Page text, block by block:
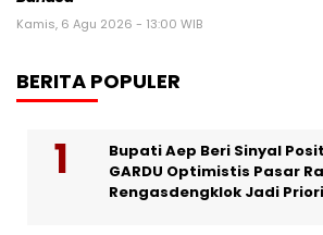
Kamis, 6 Agu 2026 - 13:00 WIB
BERITA POPULER
Bupati Aep Beri Sinyal
GARDU Optimistis Pasar
Rengasdengklok Jadi